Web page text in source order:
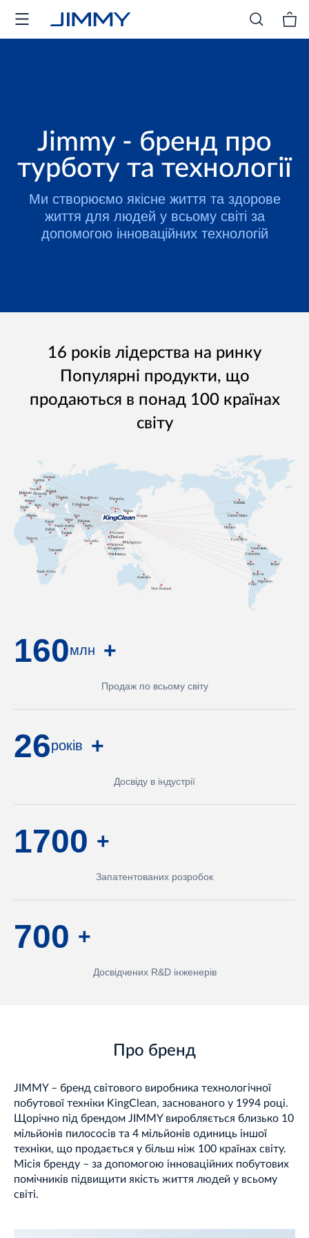
Jimmy - бренд про
турботу та технології
Ми створюємо якісне життя та здорове
життя для людей у всьому світі за
допомогою інноваційних технологій
16 років лідерства на ринку
Популярні продукти, що
продаються в понад 100 країнах
світу
160млн +
Продаж по всьому світу
26років +
Досвіду в індустрії
1700 +
Запатентованих розробок
700 +
Досвідчених R&D інженерів
Про бренд
JIMMY – бренд світового виробника технологічної
побутової техніки KingClean, заснованого у 1994 році.
Щорічно під брендом JIMMY виробляється близько 10
мільйонів пилососів та 4 мільйонів одиниць іншої
техніки, що продається у більш ніж 100 країнах світу.
Місія бренду – за допомогою інноваційних побутових
помічників підвищити якість життя людей у всьому
світі.